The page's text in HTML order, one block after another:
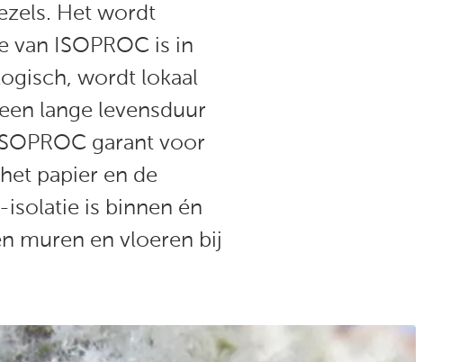
Het wordt
ISOPROC is in
wordt lokaal
lange levensduur
garant voor
papier en de
is binnen én
muren en vloeren bij